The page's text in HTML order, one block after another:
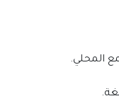
المحلي.